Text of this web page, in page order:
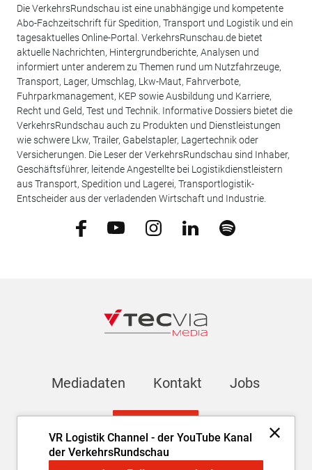
VR Logistik Channel - der YouTube Kanal
der VerkehrsRundschau
Die VerkehrsRundschau ist eine unabhängige und kompetente
Abo-Fachzeitschrift für Spedition, Transport und Logistik und ein
tagesaktuelles Online-Portal. VerkehrsRunschau.de bietet
aktuelle Nachrichten, Hintergrundberichte, Analysen und
informiert unter anderem zu Themen rund um Nutzfahrzeuge,
Transport, Lager, Umschlag, Lkw-Maut, Fahrverbote,
Fuhrparkmanagement, KEP sowie Ausbildung und Karriere,
Recht und Geld, Test und Technik. Informative Dossiers bietet die
VerkehrsRundschau auch zu Produkten und Dienstleistungen
wie schwere Lkw, Trailer, Gabelstapler, Lagertechnik oder
Versicherungen. Die Leser der VerkehrsRundschau sind Inhaber,
Geschäftsführer, leitende Angestellte bei Logistikdienstleistern
aus Transport, Spedition und Lagerei, Transportlogistik-
Entscheider aus der verladenden Wirtschaft und Industrie.
Mediadaten Kontakt Jobs
AGB Datenschutz Cookie-Einstellungen